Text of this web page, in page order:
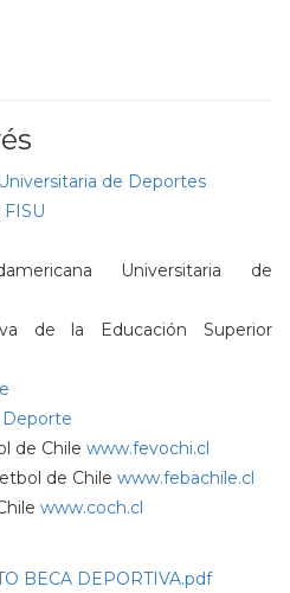
de Deportes
FISU
Universitaria de
de la Educación Superior
de Chile www.fevochi.cl
de Chile www.febachile.cl
www.coch.cl
BECA DEPORTIVA.pdf